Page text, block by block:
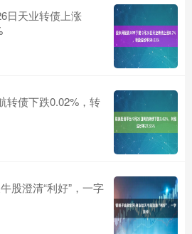
日天业转债上涨
转债下跌0.02%，转
股澄清“利好”，一字